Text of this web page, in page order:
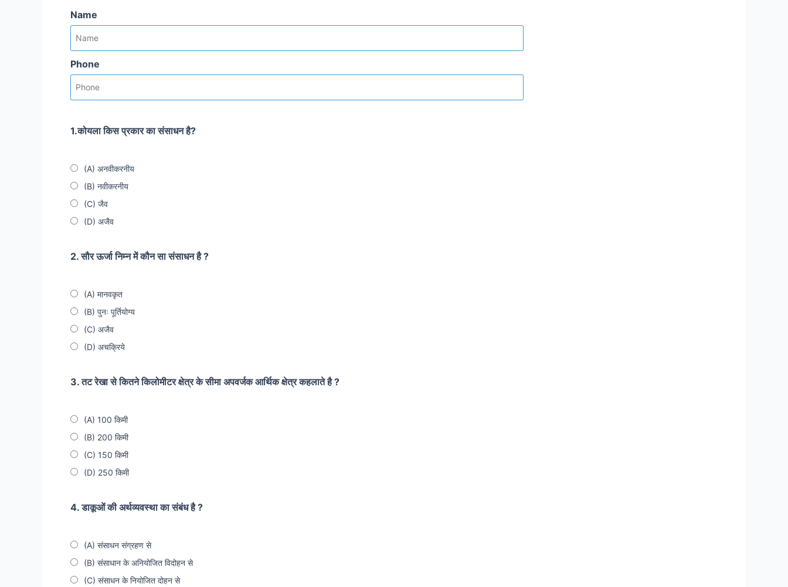
Name
Phone
1.कोयला किस प्रकार का संसाधन है?
(A) अनवीकरनीय
(B) नवीकरनीय
(C) जैव
(D) अजैव
2. सौर ऊर्जा निम्न में कौन सा संसाधन है ?
(A) मानवकृत
(B) पुनः पूर्तियोग्य
(C) अजैव
(D) अचक्रिये
3. तट रेखा से कितने किलोमीटर क्षेत्र के सीमा अपवर्जक आर्थिक क्षेत्र कहलाते है ?
(A) 100 किमी
(B) 200 किमी
(C) 150 किमी
(D) 250 किमी
4. डाकूओं की अर्थव्यवस्था का संबंध है ?
(A) संसाधन संग्रहण से
(B) संसाधान के अनियोजित विदोहन से
(C) संसाधन के नियोजित दोहन से